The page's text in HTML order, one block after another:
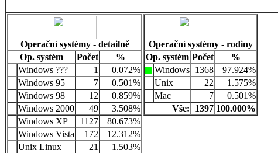
Operační systémy - detailně
Op. systém
Počet
%
Windows ???
1
0.072%
Windows 95
7
0.501%
Windows 98
12
0.859%
Windows 2000
49
3.508%
Windows XP
1127
80.673%
Windows Vista
172
12.312%
Unix Linux
21
1.503%
Operační systémy - rodiny
Op. systém Počet
%
Windows 1368
97.924%
Unix
22
1.575%
Mac
7
0.501%
Vše:
1397 100.000%